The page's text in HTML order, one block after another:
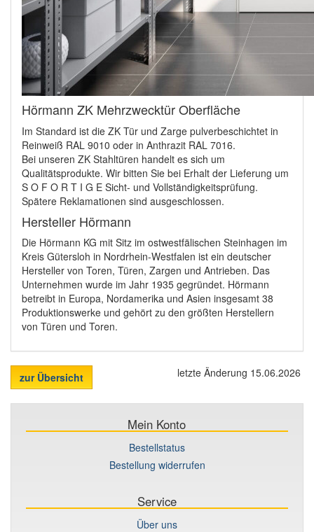
Hörmann ZK Mehrzwecktür Oberfläche
Im Standard ist die ZK Tür und Zarge pulverbeschichtet in
Reinweiß RAL 9010 oder in Anthrazit RAL 7016.
Bei unseren ZK Stahltüren handelt es sich um
Qualitätsprodukte. Wir bitten Sie bei Erhalt der Lieferung um
S O F O R T I G E Sicht- und Vollständigkeitsprüfung.
Spätere Reklamationen sind ausgeschlossen.
Hersteller Hörmann
Die Hörmann KG mit Sitz im ostwestfälischen Steinhagen im
Kreis Gütersloh in Nordrhein-Westfalen ist ein deutscher
Hersteller von Toren, Türen, Zargen und Antrieben. Das
Unternehmen wurde im Jahr 1935 gegründet. Hörmann
betreibt in Europa, Nordamerika und Asien insgesamt 38
Produktionswerke und gehört zu den größten Herstellern
von Türen und Toren.
zur Übersicht letzte Änderung 15.06.2026
Mein Konto
Bestellstatus
Bestellung widerrufen
Service
Über uns